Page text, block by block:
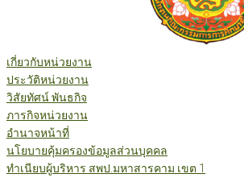
เกี่ยวกับหน่วยงาน
ประวัติหน่วยงาน
วิสัยทัศน์ พันธกิจ
ภารกิจหน่วยงาน
อำนาจหน้าที่
นโยบายคุ้มครองข้อมูลส่วนบุคคล
ทำเนียบผู้บริหาร สพป.มหาสารคาม เขต 1